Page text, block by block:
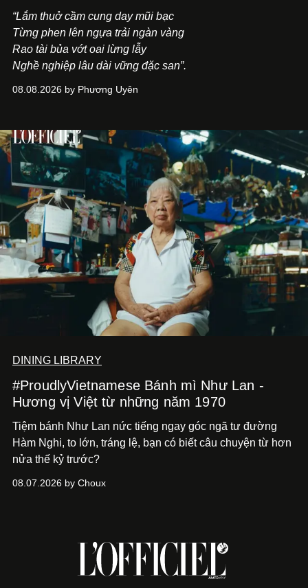
“Lắm thuở cầm cung day mũi bạc
Từng phen lên ngựa trải ngàn vàng
Rao tài bủa vớt oai lừng lẫy
Nghề nghiệp lâu dài vững đặc san”.
08.08.2026 by Phương Uyên
DINING LIBRARY
#ProudlyVietnamese Bánh mì Như Lan -
Hương vị Việt từ những năm 1970
Tiệm bánh Như Lan nức tiếng ngay góc ngã tư đường
Hàm Nghi, to lớn, tráng lệ, bạn có biết câu chuyện từ hơn
nửa thế kỷ trước?
08.07.2026 by Choux